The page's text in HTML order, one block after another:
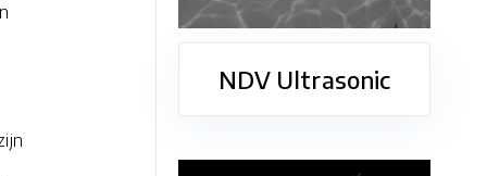
NDV Ultrasonic